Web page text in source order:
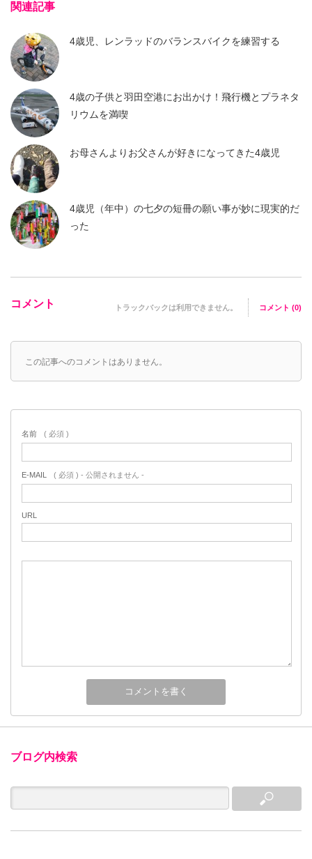
関連記事
4歳児、レンラッドのバランスバイクを練習する
4歳の子供と羽田空港にお出かけ！飛行機とプラネタ
リウムを満喫
お母さんよりお父さんが好きになってきた4歳児
4歳児（年中）の七夕の短冊の願い事が妙に現実的だ
った
コメント トラックバックは利用できません。 コメント (0)
この記事へのコメントはありません。
名前 ( 必須 )
E-MAIL ( 必須 ) - 公開されません -
URL
ブログ内検索